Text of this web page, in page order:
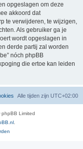
opgeslagen om deze
akkoord dat
te verwijderen, te wijzigen,
Als gebruiker ga je
wordt opgeslagen in
derde partij zal worden
nóch phpBB
die ertoe kan leiden
Alle tijden zijn UTC+02:00
Limited